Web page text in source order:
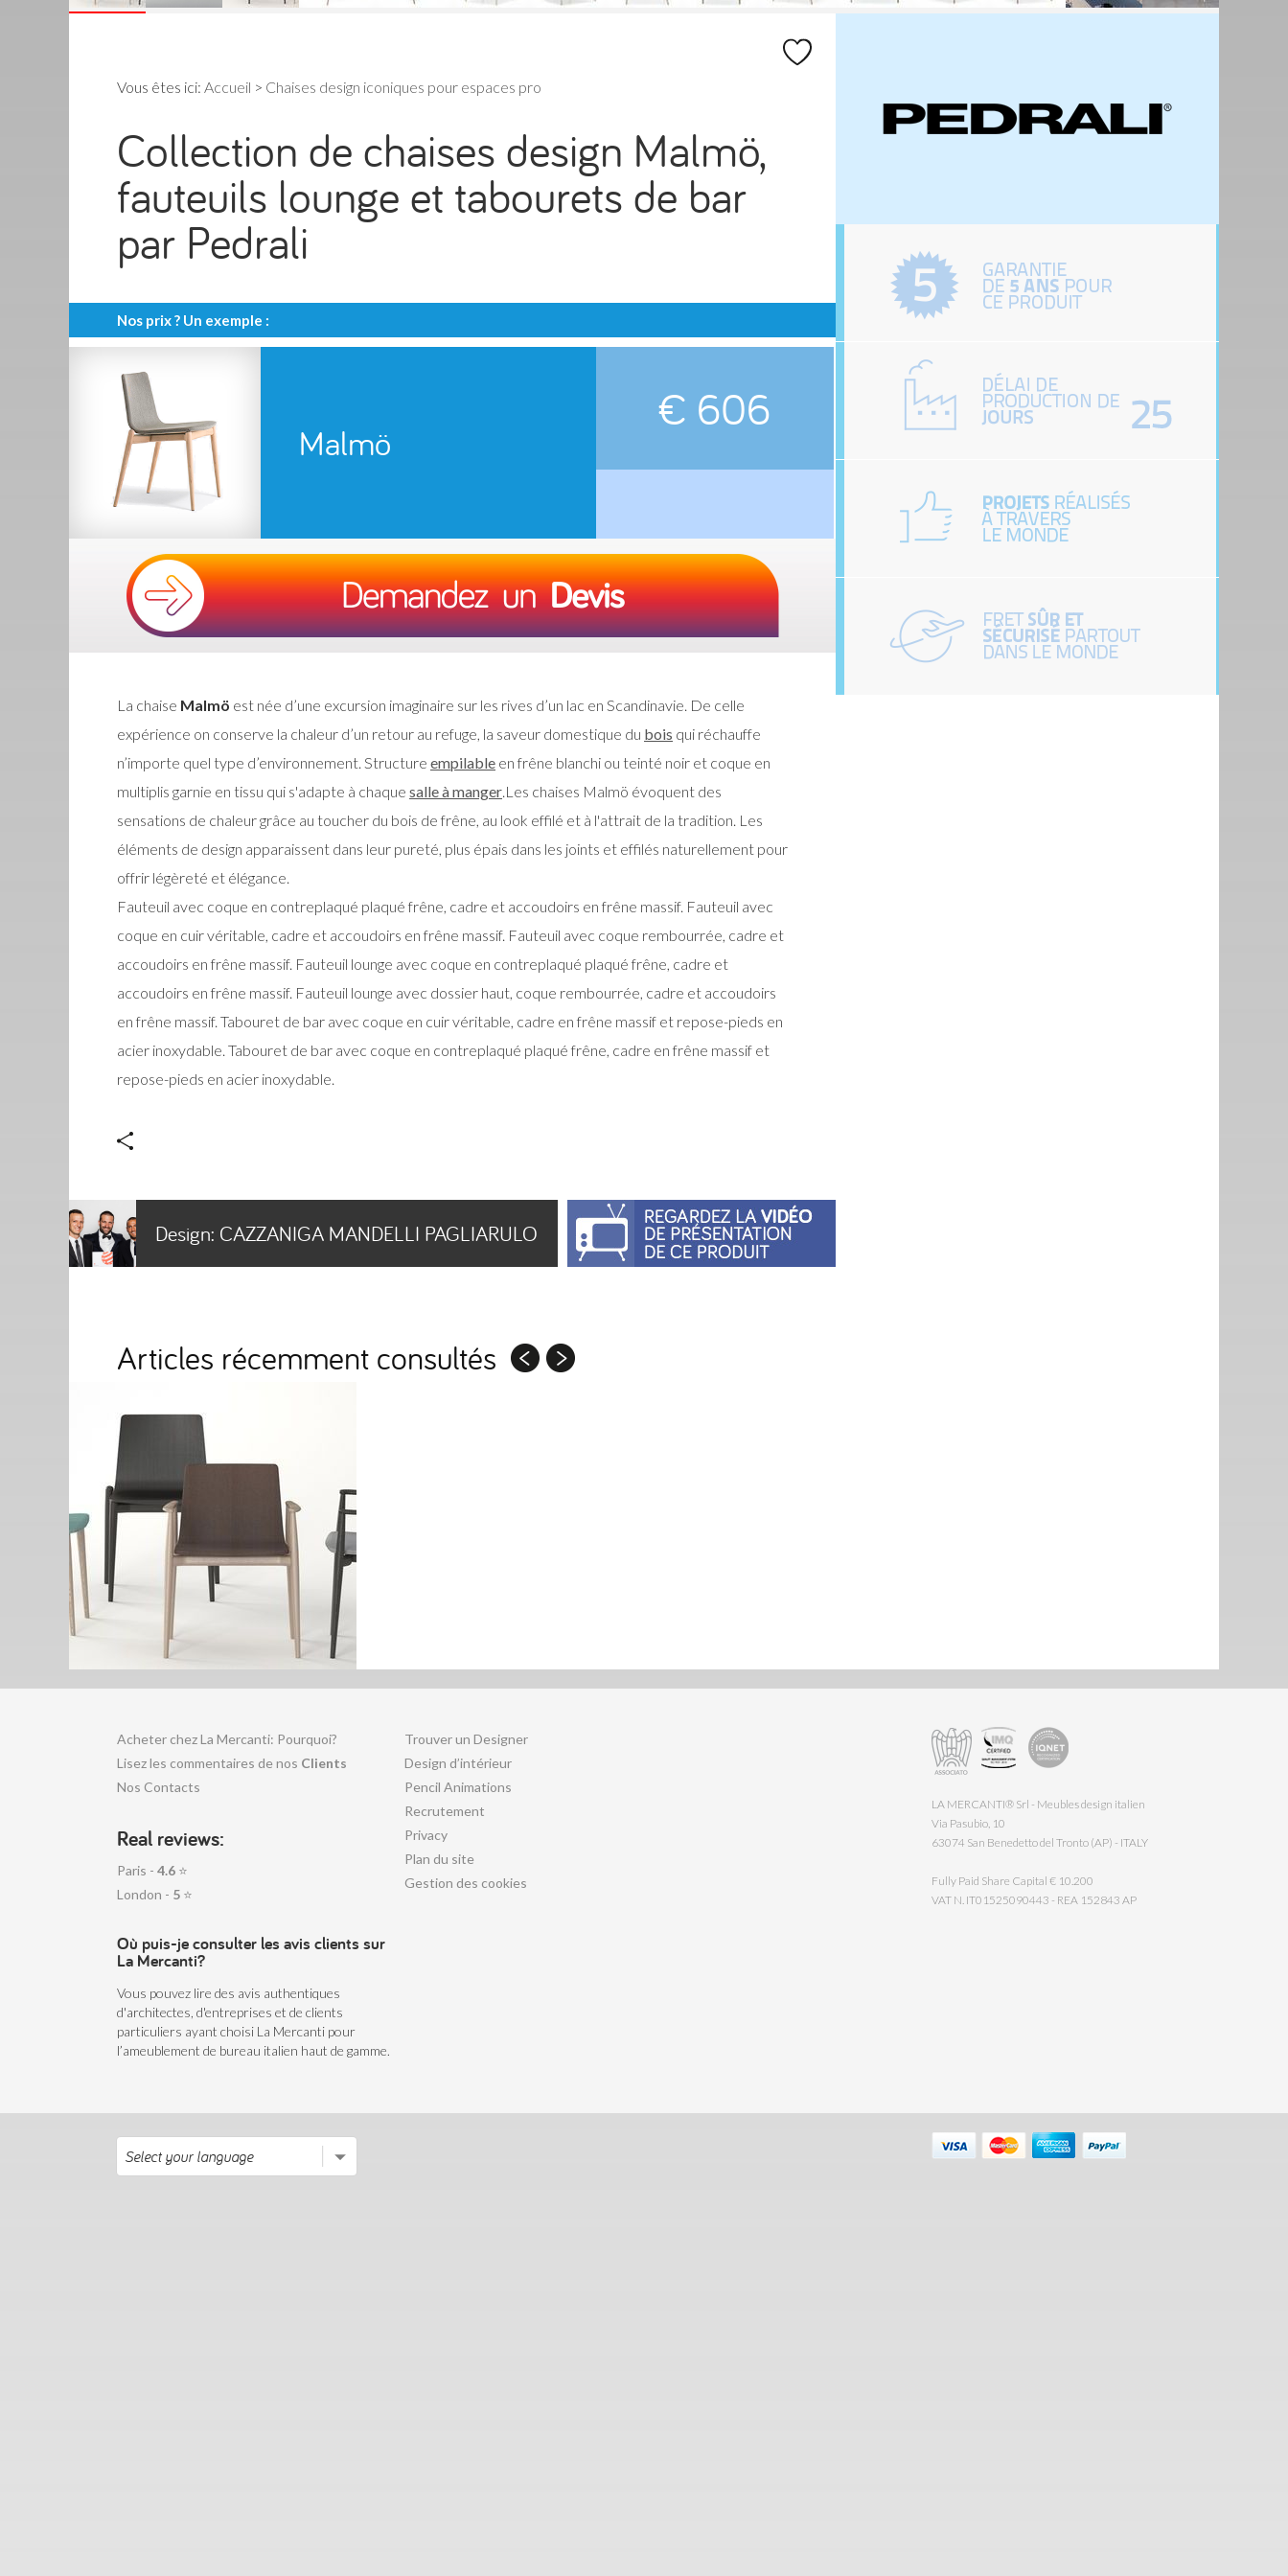
Vous êtes ici: Accueil > Chaises design iconiques pour espaces pro
Collection de chaises design Malmö,
fauteuils lounge et tabourets de bar
par Pedrali
Nos prix ? Un exemple :
Malmö
€ 606
La chaise Malmö est née d’une excursion imaginaire sur les rives d’un lac en Scandinavie. De celle
expérience on conserve la chaleur d’un retour au refuge, la saveur domestique du bois qui réchauffe
n’importe quel type d’environnement. Structure empilable en frêne blanchi ou teinté noir et coque en
multiplis garnie en tissu qui s'adapte à chaque salle à manger.Les chaises Malmö évoquent des
sensations de chaleur grâce au toucher du bois de frêne, au look effilé et à l'attrait de la tradition. Les
éléments de design apparaissent dans leur pureté, plus épais dans les joints et effilés naturellement pour
offrir légèreté et élégance.
Fauteuil avec coque en contreplaqué plaqué frêne, cadre et accoudoirs en frêne massif. Fauteuil avec
coque en cuir véritable, cadre et accoudoirs en frêne massif. Fauteuil avec coque rembourrée, cadre et
accoudoirs en frêne massif. Fauteuil lounge avec coque en contreplaqué plaqué frêne, cadre et
accoudoirs en frêne massif. Fauteuil lounge avec dossier haut, coque rembourrée, cadre et accoudoirs
en frêne massif. Tabouret de bar avec coque en cuir véritable, cadre en frêne massif et repose-pieds en
acier inoxydable. Tabouret de bar avec coque en contreplaqué plaqué frêne, cadre en frêne massif et
repose-pieds en acier inoxydable.
Design: CAZZANIGA MANDELLI PAGLIARULO
Articles récemment consultés
Acheter chez La Mercanti: Pourquoi?
Lisez les commentaires de nos Clients
Nos Contacts
Real reviews:
Paris - 4.6 ⭐
London - 5 ⭐
Où puis-je consulter les avis clients sur
La Mercanti?
Vous pouvez lire des avis authentiques
d'architectes, d'entreprises et de clients
particuliers ayant choisi La Mercanti pour
l’ameublement de bureau italien haut de gamme.
Trouver un Designer
Design d’intérieur
Pencil Animations
Recrutement
Privacy
Plan du site
Gestion des cookies
LA MERCANTI® Srl - Meubles design italien
Via Pasubio, 10
63074 San Benedetto del Tronto (AP) - ITALY
Fully Paid Share Capital € 10.200
VAT N. IT01525090443 - REA 152843 AP